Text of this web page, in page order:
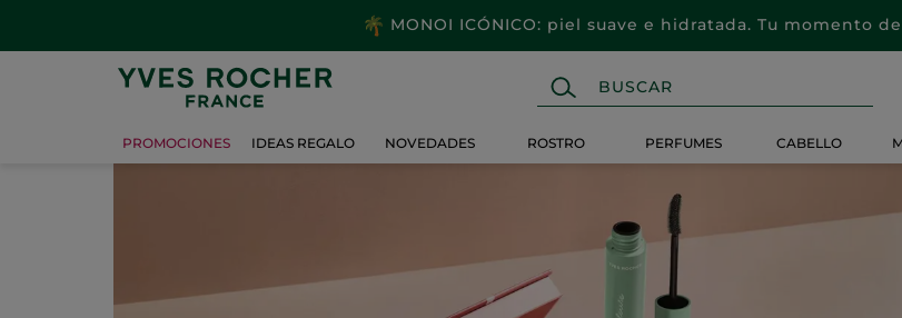
MONOI ICÓNICO: piel suave e hidratada. Tu momento
PROMOCIONES IDEAS REGALO NOVEDADES ROSTRO PERFUMES CABELLO